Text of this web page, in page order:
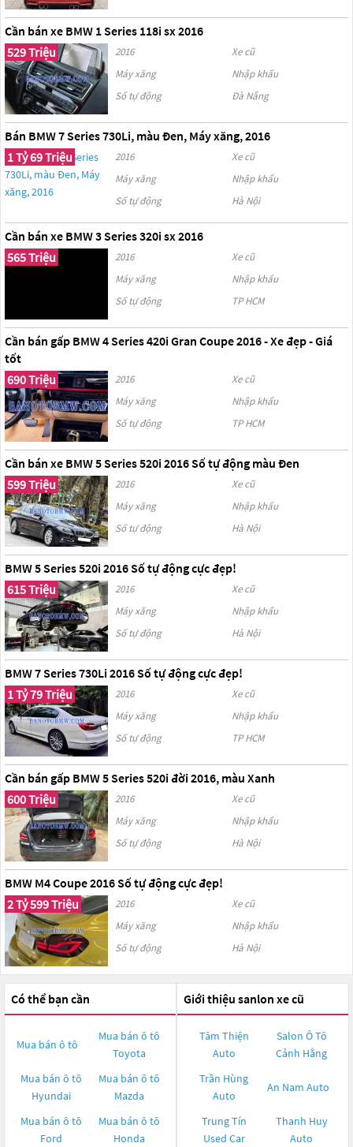
Cần bán xe BMW 1 Series 118i sx 2016
529 Triệu
2016
Xe cũ
Máy xăng
Nhập khẩu
Số tự động
Đà Nẵng
Bán BMW 7 Series 730Li, màu Đen, Máy xăng, 2016
1 Tỷ 69 Triệu
2016
Xe cũ
Máy xăng
Nhập khẩu
Số tự động
Hà Nội
Cần bán xe BMW 3 Series 320i sx 2016
565 Triệu
2016
Xe cũ
Máy xăng
Nhập khẩu
Số tự động
TP HCM
Cần bán gấp BMW 4 Series 420i Gran Coupe 2016 - Xe đẹp - Giá
tốt
690 Triệu
2016
Xe cũ
Máy xăng
Nhập khẩu
Số tự động
TP HCM
Cần bán xe BMW 5 Series 520i 2016 Số tự động màu Đen
599 Triệu
2016
Xe cũ
Máy xăng
Nhập khẩu
Số tự động
Hà Nội
BMW 5 Series 520i 2016 Số tự động cực đẹp!
615 Triệu
2016
Xe cũ
Máy xăng
Nhập khẩu
Số tự động
Hà Nội
BMW 7 Series 730Li 2016 Số tự động cực đẹp!
1 Tỷ 79 Triệu
2016
Xe cũ
Máy xăng
Nhập khẩu
Số tự động
TP HCM
Cần bán gấp BMW 5 Series 520i đời 2016, màu Xanh
600 Triệu
2016
Xe cũ
Máy xăng
Nhập khẩu
Số tự động
Hà Nội
BMW M4 Coupe 2016 Số tự động cực đẹp!
2 Tỷ 599 Triệu
2016
Xe cũ
Máy xăng
Nhập khẩu
Số tự động
Hà Nội
Có thể bạn cần
Mua bán ô tô
Mua bán ô tô
Toyota
Mua bán ô tô
Hyundai
Mua bán ô tô
Mazda
Mua bán ô tô
Ford
Mua bán ô tô
Honda
Giới thiệu sanlon xe cũ
Tâm Thiện
Auto
Salon Ô Tô
Cảnh Hằng
Trần Hùng
Auto
An Nam Auto
Trung Tín
Used Car
Thanh Huy
Auto